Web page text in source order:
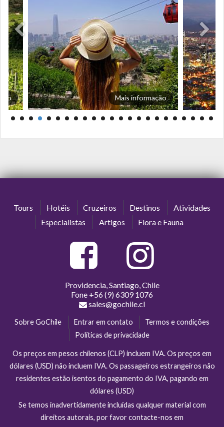
Mais informação
Tours Hotéis Cruzeiros Destinos
Atividades
Especialistas
Artigos Flora e Fauna
Providencia, Santiago, Chile
Fone +56 (9) 6309 1076
sales@gochile.cl
Sobre GoChile Entrar em contato
Termos e condições
Políticas de privacidade
Os preços em pesos chilenos (CLP) incluem IVA. Os preços em
dólares (USD) não incluem IVA. Os passageiros estrangeiros não
residentes estão isentos do pagamento do IVA, pagando em
dólares (USD)
Se temos inadvertidamente incluídas qualquer material com
direitos autorais, por favor contacte-nos em